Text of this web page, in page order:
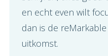
en echt even wilt
dan is de
uitkomst.